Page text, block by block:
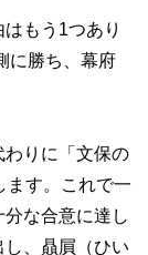
もう1つあり
に勝ち、幕府
りに「文保の
ます。これで一
な合意に達し
、贔屓（ひい